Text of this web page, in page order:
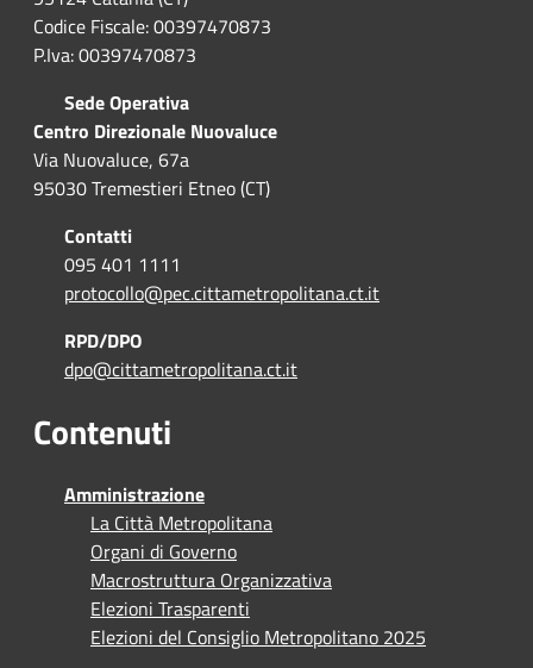
Codice Fiscale: 00397470873
P.Iva: 00397470873
Sede Operativa
Centro Direzionale Nuovaluce
Via Nuovaluce, 67a
95030 Tremestieri Etneo (CT)
Contatti
095 401 1111
protocollo@pec.cittametropolitana.ct.it
RPD/DPO
dpo@cittametropolitana.ct.it
Contenuti
Amministrazione
La Città Metropolitana
Organi di Governo
Macrostruttura Organizzativa
Elezioni Trasparenti
Elezioni del Consiglio Metropolitano 2025